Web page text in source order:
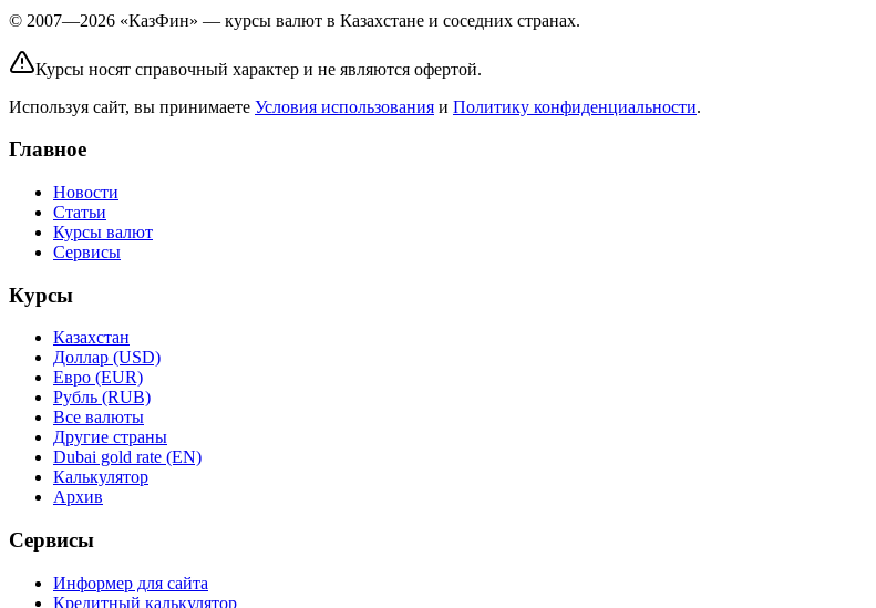
© 2007—2026 «КазФин» — курсы валют в Казахстане и соседних странах.
Курсы носят справочный характер и не являются офертой.
Используя сайт, вы принимаете Условия использования и Политику конфиденциальности.
Главное
Новости
Статьи
Курсы валют
Сервисы
Курсы
Казахстан
Доллар (USD)
Евро (EUR)
Рубль (RUB)
Все валюты
Другие страны
Dubai gold rate (EN)
Калькулятор
Архив
Сервисы
Информер для сайта
Кредитный калькулятор